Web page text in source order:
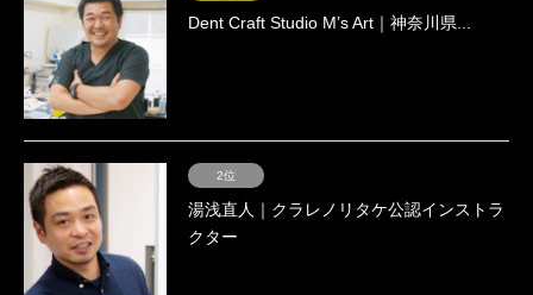
Dent Craft Studio Mʼs Art｜神奈川県...
2位
湯浅直人｜クラレノリタケ公認インストラ
クター